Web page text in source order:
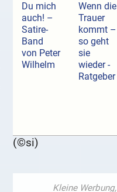
Du mich
auch! –
Satire-
Band
von Peter
Wilhelm
Wenn die
Trauer
kommt –
so geht
sie
wieder -
Ratgeber
(©si)